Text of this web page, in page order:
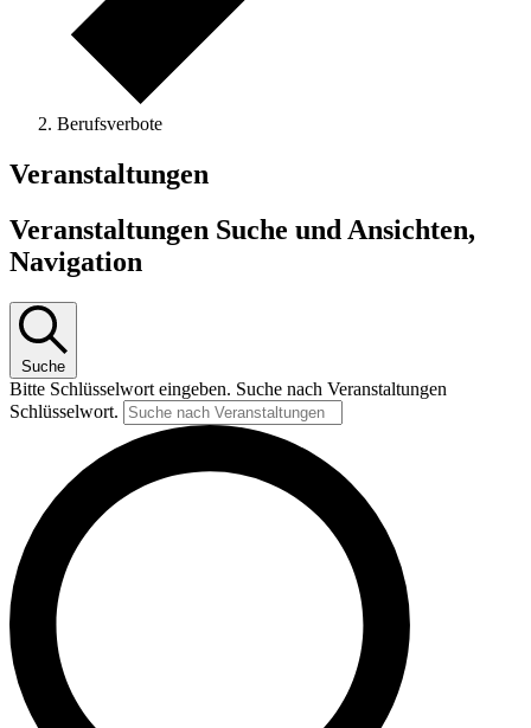
Berufsverbote
Veranstaltungen
Veranstaltungen Suche und Ansichten,
Navigation
Suche
Bitte Schlüsselwort eingeben. Suche nach Veranstaltungen
Schlüsselwort.